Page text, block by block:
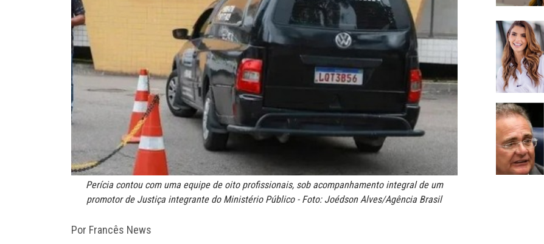
Perícia contou com uma equipe de oito profissionais, sob acompanhamento integral de um
promotor de Justiça integrante do Ministério Público - Foto: Joédson Alves/Agência Brasil
Por Francês News